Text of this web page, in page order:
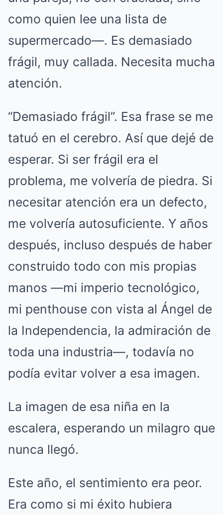
como quien lee una lista de
supermercado—. Es demasiado
frágil, muy callada. Necesita mucha
atención.
“Demasiado frágil”. Esa frase se me
tatuó en el cerebro. Así que dejé de
esperar. Si ser frágil era el
problema, me volvería de piedra. Si
necesitar atención era un defecto,
me volvería autosuficiente. Y años
después, incluso después de haber
construido todo con mis propias
manos —mi imperio tecnológico,
mi penthouse con vista al Ángel de
la Independencia, la admiración de
toda una industria—, todavía no
podía evitar volver a esa imagen.
La imagen de esa niña en la
escalera, esperando un milagro que
nunca llegó.
Este año, el sentimiento era peor.
Era como si mi éxito hubiera